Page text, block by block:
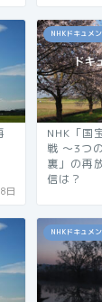
日
NHKドキュメ
NHK「国
戦 〜3つ
裏」の再
信は？
NHKドキュメ